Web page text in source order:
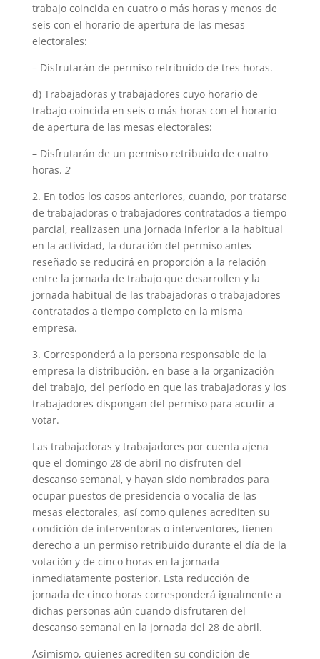
trabajo coincida en cuatro o más horas y menos de
seis con el horario de apertura de las mesas
electorales:
– Disfrutarán de permiso retribuido de tres horas.
d) Trabajadoras y trabajadores cuyo horario de
trabajo coincida en seis o más horas con el horario
de apertura de las mesas electorales:
– Disfrutarán de un permiso retribuido de cuatro
horas. 2
2. En todos los casos anteriores, cuando, por tratarse
de trabajadoras o trabajadores contratados a tiempo
parcial, realizasen una jornada inferior a la habitual
en la actividad, la duración del permiso antes
reseñado se reducirá en proporción a la relación
entre la jornada de trabajo que desarrollen y la
jornada habitual de las trabajadoras o trabajadores
contratados a tiempo completo en la misma
empresa.
3. Corresponderá a la persona responsable de la
empresa la distribución, en base a la organización
del trabajo, del período en que las trabajadoras y los
trabajadores dispongan del permiso para acudir a
votar.
Las trabajadoras y trabajadores por cuenta ajena
que el domingo 28 de abril no disfruten del
descanso semanal, y hayan sido nombrados para
ocupar puestos de presidencia o vocalía de las
mesas electorales, así como quienes acrediten su
condición de interventoras o interventores, tienen
derecho a un permiso retribuido durante el día de la
votación y de cinco horas en la jornada
inmediatamente posterior. Esta reducción de
jornada de cinco horas corresponderá igualmente a
dichas personas aún cuando disfrutaren del
descanso semanal en la jornada del 28 de abril.
Asimismo, quienes acrediten su condición de